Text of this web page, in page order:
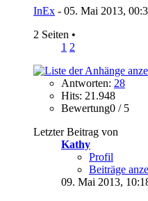
InEx - 05. Mai 2013,
2 Seiten •
1 2
Antworten: 28
Hits: 21.948
Bewertung0 / 5
Letzter Beitrag von
Kathy
Profil
Beiträge
09. Mai 2013,